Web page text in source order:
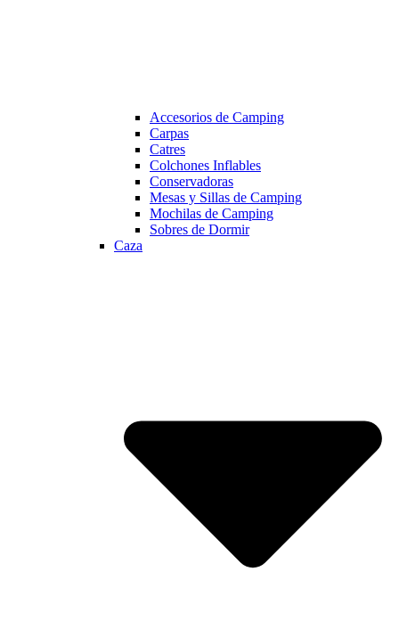
Accesorios de Camping
Carpas
Catres
Colchones Inflables
Conservadoras
Mesas y Sillas de Camping
Mochilas de Camping
Sobres de Dormir
Caza